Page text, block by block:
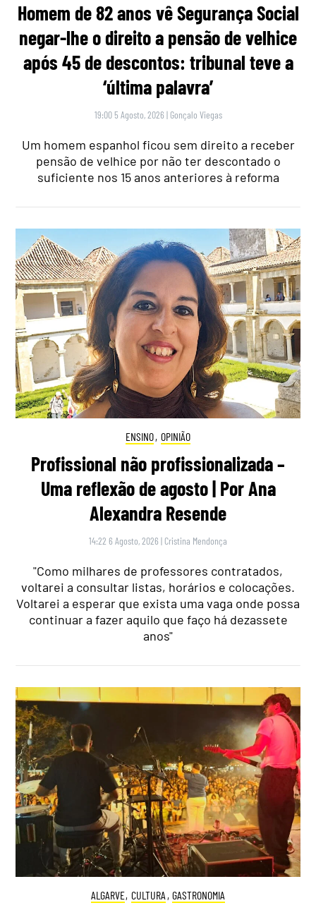
Homem de 82 anos vê Segurança Social
negar-lhe o direito a pensão de velhice
após 45 de descontos: tribunal teve a
‘última palavra’
19:00 5 Agosto, 2026 | Gonçalo Viegas
Um homem espanhol ficou sem direito a receber
pensão de velhice por não ter descontado o
suficiente nos 15 anos anteriores à reforma
ENSINO, OPINIÃO
Profissional não profissionalizada –
Uma reflexão de agosto | Por Ana
Alexandra Resende
14:22 6 Agosto, 2026 | Cristina Mendonça
"Como milhares de professores contratados,
voltarei a consultar listas, horários e colocações.
Voltarei a esperar que exista uma vaga onde possa
continuar a fazer aquilo que faço há dezassete
anos"
ALGARVE, CULTURA , GASTRONOMIA